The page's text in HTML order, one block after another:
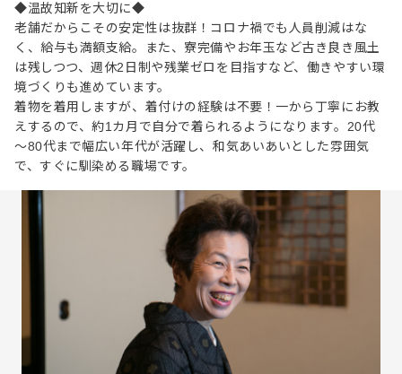
◆温故知新を大切に◆
老舗だからこその安定性は抜群！コロナ禍でも人員削減はな
く、給与も満額支給。また、寮完備やお年玉など古き良き風土
は残しつつ、週休2日制や残業ゼロを目指すなど、働きやすい環
境づくりも進めています。
着物を着用しますが、着付けの経験は不要！一から丁寧にお教
えするので、約1カ月で自分で着られるようになります。20代
～80代まで幅広い年代が活躍し、和気あいあいとした雰囲気
で、すぐに馴染める職場です。